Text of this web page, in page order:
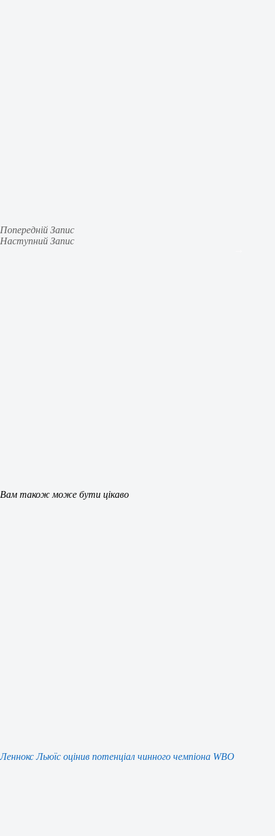
Попередній Запис
Наступний Запис
Вам також може бути цікаво
Леннокс Льюїс оцінив потенціал чинного чемпіона WBO